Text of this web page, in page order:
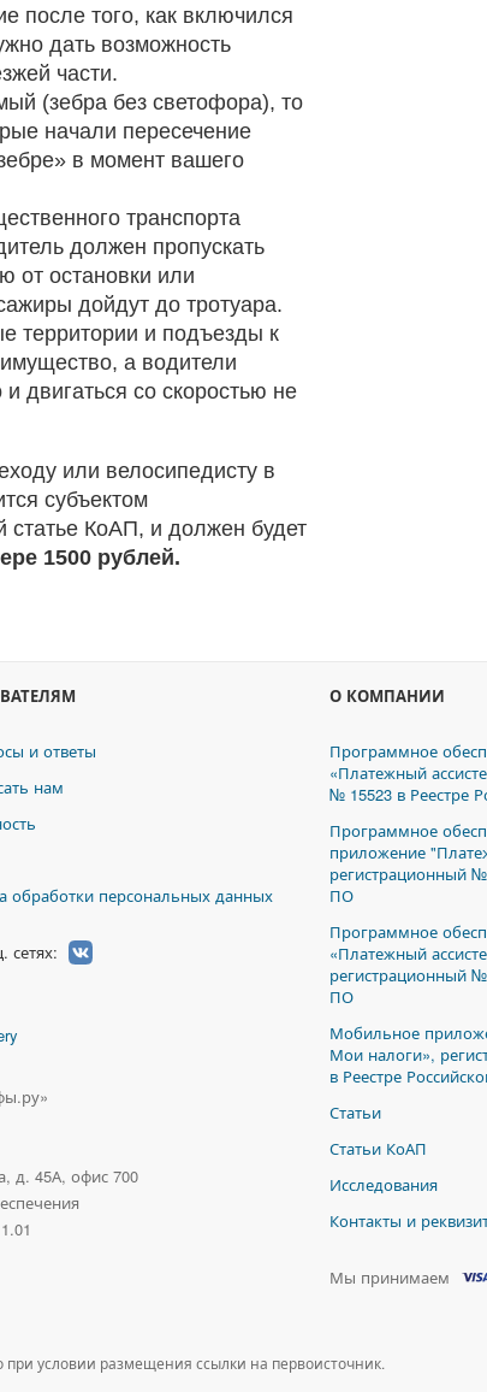
после того, как включился
дать возможность
части.
(зебра без светофора), то
начали пересечение
в момент вашего
транспорта
должен пропускать
от остановки или
дойдут до тротуара.
территории и подъезды к
а водители
двигаться со скоростью не
или велосипедисту в
субъектом
статье КоАП, и должен будет
1500 рублей.
и ответы
нам
обработки персональных данных
сетях:
д. 45А, офис 700
О КОМПАНИИ
Программное
«Платежный
№ 15523 в Реестре
Программное
приложение
регистрационный №
ПО
Программное
«Платежный
регистрационный №
ПО
Мобильное
Мои налоги»,
в Реестре
Статьи
Статьи КоАП
Исследования
Контакты и
Мы принимаем
при условии размещения ссылки на первоисточник.